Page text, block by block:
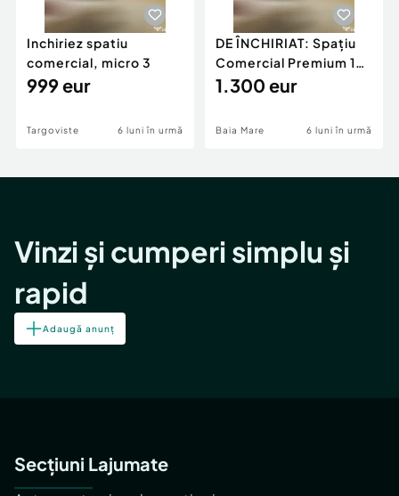
Inchiriez spatiu
comercial, micro 3
999 eur
Targoviste 6 luni în urmă
DE ÎNCHIRIAT: Spațiu
Comercial Premium 146
mp – Vizibili
1.300 eur
Baia Mare 6 luni în urmă
Vinzi și cumperi simplu și
rapid
Adaugă anunț
Secțiuni Lajumate